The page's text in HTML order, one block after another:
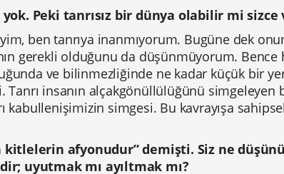
yok. Peki tanrısız bir dünya olabilir mi sizce
ben tanrıya inanmıyorum. Bugüne dek
gerekli olduğunu da düşünmüyorum. Bence
ve bilinmezliğinde ne kadar küçük bir
Tanrı insanın alçakgönüllülüğünü simgeleyen
kabullenişimizin simgesi. Bu kavrayışa
kitlelerin afyonudur” demişti. Siz ne
uyutmak mı ayıltmak mı?